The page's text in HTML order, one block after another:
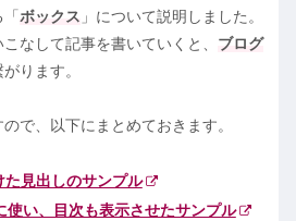
ボックス 」について説明しました。
なして記事を書いていくと、 ブログ
ります。
で、以下にまとめておきます。
た見出しのサンプル
使い、目次も表示させたサンプル